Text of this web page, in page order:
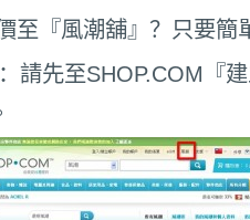
至『風潮舖』？只要簡
請先至SHOP.COM『